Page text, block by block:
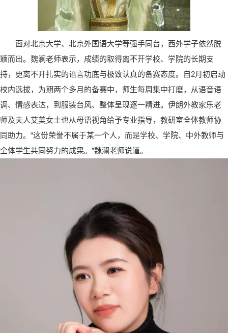
面对北京大学、北京外国语大学等强手同台，西外学子依然脱
颖而出。魏澜老师表示，成绩的取得离不开学校、学院的长期支
持，更离不开扎实的语言功底与极致认真的备赛态度。自2月初启动
校内选拔，为期两个多月的备赛中，师生每周集中打磨，从语音语
调、情感表达，到服装台风、整体呈现逐一精进。伊朗外教家乐老
师及夫人艾美女士也从母语视角给予专业指导，教研室全体教师协
同助力。“这份荣誉不属于某一个人，而是学校、学院、中外教师与
全体学生共同努力的成果。”魏澜老师说道。